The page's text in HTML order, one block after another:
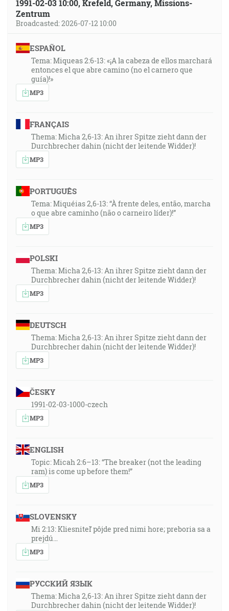
1991-02-03 10:00, Krefeld, Germany, Missions-
Zentrum
Broadcasted: 2026-07-12 10:00
ESPAÑOL
Tema: Miqueas 2:6-13: «¡A la cabeza de ellos marchará
entonces el que abre camino (no el carnero que
guía)!»
MP3
FRANÇAIS
Thema: Micha 2,6-13: An ihrer Spitze zieht dann der
Durchbrecher dahin (nicht der leitende Widder)!
MP3
PORTUGUÊS
Tema: Miquéias 2,6-13: “À frente deles, então, marcha
o que abre caminho (não o carneiro líder)!”
MP3
POLSKI
Thema: Micha 2,6-13: An ihrer Spitze zieht dann der
Durchbrecher dahin (nicht der leitende Widder)!
MP3
DEUTSCH
Thema: Micha 2,6-13: An ihrer Spitze zieht dann der
Durchbrecher dahin (nicht der leitende Widder)!
MP3
ČESKY
1991-02-03-1000-czech
MP3
ENGLISH
Topic: Micah 2:6–13: “The breaker (not the leading
ram) is come up before them!”
MP3
SLOVENSKY
Mi 2:13: Kliesniteľ pôjde pred nimi hore; preboria sa a
prejdú…
MP3
РУССКИЙ ЯЗЫК
Thema: Micha 2,6-13: An ihrer Spitze zieht dann der
Durchbrecher dahin (nicht der leitende Widder)!